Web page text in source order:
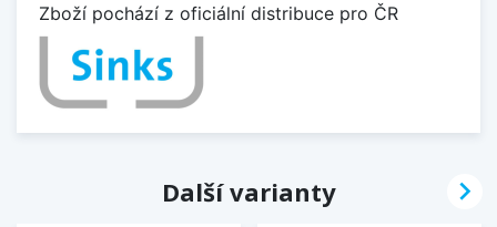
Zboží pochází z oficiální distribuce pro ČR
Další varianty 